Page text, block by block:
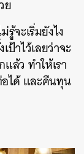
ย
จะเริ่มยังไง
ป้าไว้เลยว่าจะ
ล้ว ทำให้เรา
ได้ และคืนทุน